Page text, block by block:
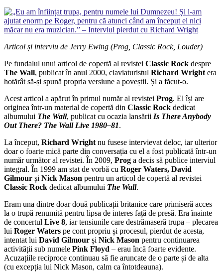
Articol și interviu de Jerry Ewing (Prog, Classic Rock, Louder)
Pe fundalul unui articol de copertă al revistei Classic Rock despre
The Wall, publicat în anul 2000, claviaturistul Richard Wright era
hotărât să-și spună propria versiune a poveștii. Și a făcut-o.
Acest articol a apărut în primul număr al revistei Prog. El își are
originea într-un material de copertă din Classic Rock dedicat
albumului The Wall, publicat cu ocazia lansării Is There Anybody
Out There? The Wall Live 1980–81.
La început, Richard Wright nu fusese intervievat deloc, iar ulterior
doar o foarte mică parte din conversația cu el a fost publicată într-un
număr următor al revistei. În 2009, Prog a decis să publice interviul
integral. În 1999 am stat de vorbă cu Roger Waters, David
Gilmour și Nick Mason pentru un articol de copertă al revistei
Classic Rock dedicat albumului The Wall.
Eram una dintre doar două publicații britanice care primiseră acces
la o trupă renumită pentru lipsa de interes față de presă. Era înainte
de concertul Live 8, iar tensiunile care destrămaseră trupa – plecarea
lui Roger Waters pe cont propriu și procesul, pierdut de acesta,
intentat lui David Gilmour și Nick Mason pentru continuarea
activității sub numele Pink Floyd – erau încă foarte evidente.
Acuzațiile reciproce continuau să fie aruncate de o parte și de alta
(cu excepția lui Nick Mason, calm ca întotdeauna).